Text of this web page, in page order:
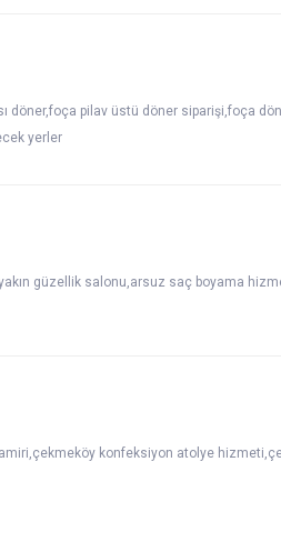
pilav üstü döner siparişi,foça
yerler
güzellik salonu,arsuz saç boyama
konfeksiyon atolye